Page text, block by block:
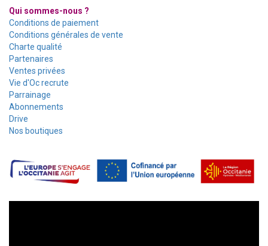
Qui sommes-nous ?
Conditions de paiement
Conditions générales de vente
Charte qualité
Partenaires
Ventes privées
Vie d'Oc recrute
Parrainage
Abonnements
Drive
Nos boutiques